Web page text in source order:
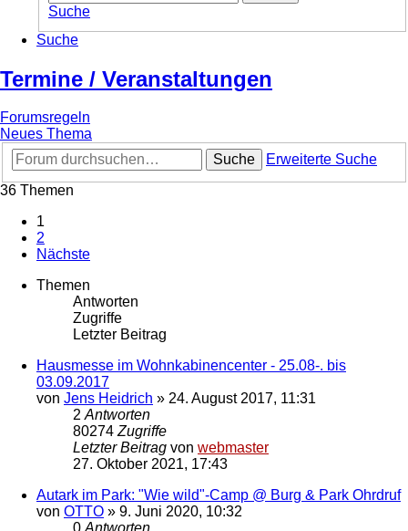
Suche
Suche
Termine / Veranstaltungen
Forumsregeln
Neues Thema
Suche
Erweiterte Suche
36 Themen
1
2
Nächste
Themen
Antworten
Zugriffe
Letzter Beitrag
Hausmesse im Wohnkabinencenter - 25.08-. bis
03.09.2017
von Jens Heidrich » 24. August 2017, 11:31
2 Antworten
80274 Zugriffe
Letzter Beitrag von webmaster
27. Oktober 2021, 17:43
Autark im Park: "Wie wild"-Camp @ Burg & Park Ohrdruf
von OTTO » 9. Juni 2020, 10:32
0 Antworten